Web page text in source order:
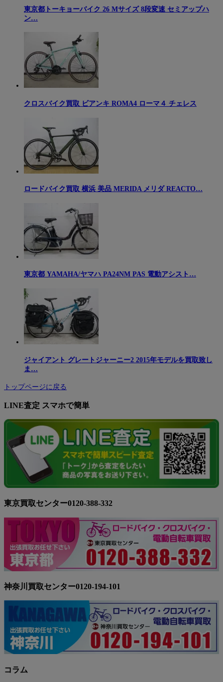
東京都トーキョーバイク 26 Mサイズ 8段変速 セミアップハ
ン…
クロスバイク買取 ビアンキ ROMA4 ローマ４ チェレス
ロードバイク買取 横浜 美品 MERIDA メリダ REACTO…
東京都 YAMAHA/ヤマハ PA24NM PAS 電動アシスト…
ジャイアント グレートジャーニー2 2015年モデルを買取致し
ま…
トップページに戻る
LINE査定 スマホで簡単
東京買取センター0120-388-332
神奈川買取センター0120-194-101
コラム